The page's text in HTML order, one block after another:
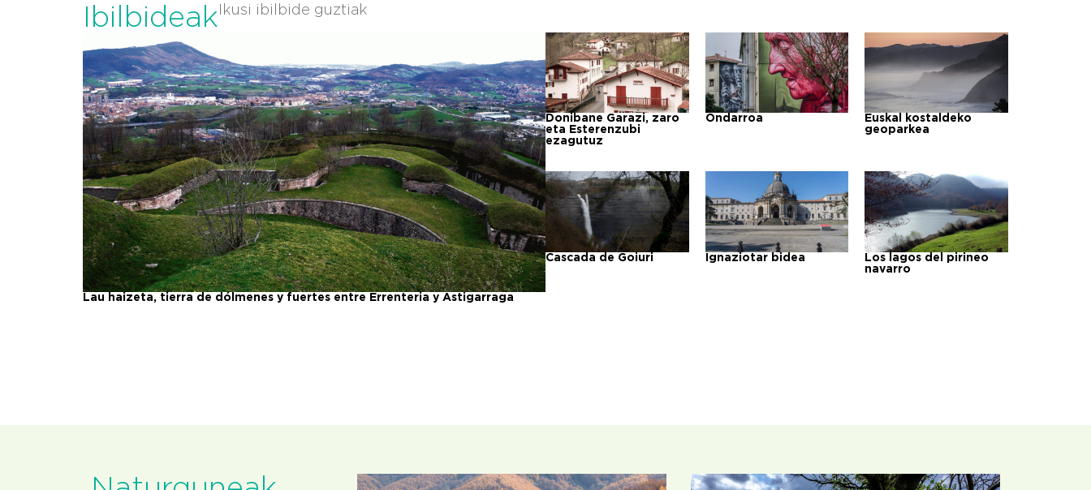
Ibilbideak Ikusi ibilbide guztiak
Lau haizeta, tierra de dólmenes y fuertes entre Errenteria y Astigarraga
Donibane Garazi, zaro
eta Esterenzubi
ezagutuz
Ondarroa
Euskal kostaldeko
geoparkea
Cascada de Goiuri Ignaziotar bidea
Los lagos del pirineo
navarro